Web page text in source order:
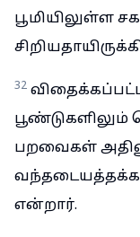
பூமியிலுள்ள
32
பூண்டுகளிலும்
பறவைகள்
வந்தடையத்தக்க
என்றார்.